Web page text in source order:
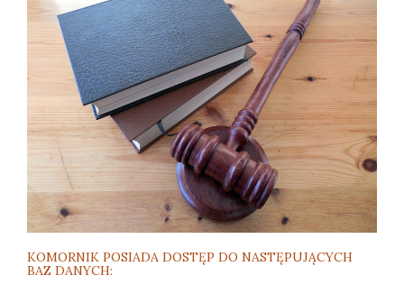
KOMORNIK POSIADA DOSTĘP DO NASTĘPUJĄCYCH
BAZ DANYCH: